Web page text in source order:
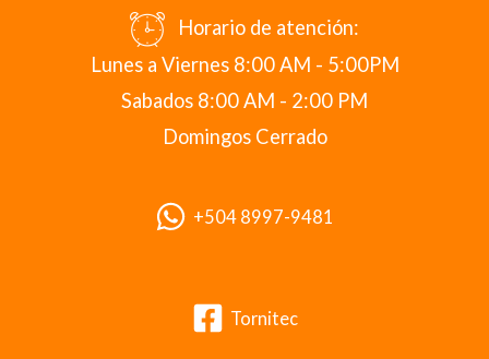
Horario de atención:
Lunes a Viernes 8:00 AM - 5:00PM
Sabados 8:00 AM - 2:00 PM
Domingos Cerrado
+504 8997-9481
Tornitec